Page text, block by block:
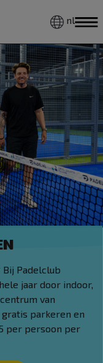
nl
Bij Padelclub
jaar door indoor,
van
gratis parkeren en
per persoon per